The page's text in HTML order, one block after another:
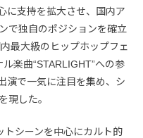
に支持を拡大させ、国内ア
で独自のポジションを確立
最大級のヒップホップフェ
楽曲“STARLIGHT”への参
演で一気に注目を集め、シ
現した。
トシーンを中心にカルト的